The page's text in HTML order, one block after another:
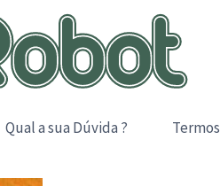
Qual a sua Dúvida ?